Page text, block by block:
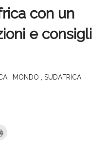
con un
e consigli
MONDO SUDAFRICA